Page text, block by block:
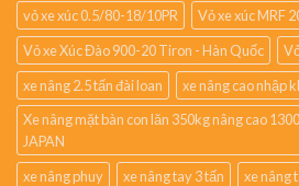
vỏ xe xúc 0.5/80-18/10PR
Vỏ xe xúc MRF
Vỏ xe Xúc Đào 900-20 Tiron - Hàn Quốc
xe nâng 2.5 tấn đài loan
xe nâng cao nhập
Xe nâng mặt bàn con lăn 350kg nâng cao
JAPAN
xe nâng phuy
xe nâng tay 3 tấn
xe nâng